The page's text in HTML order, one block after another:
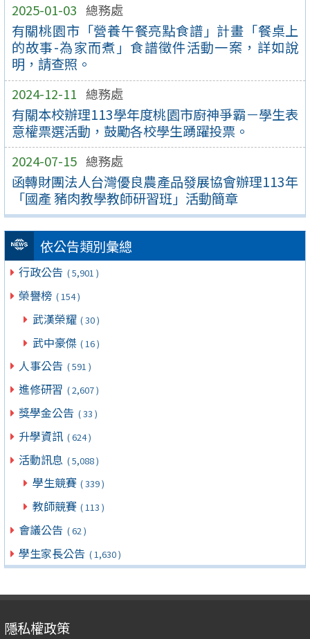
2025-01-03 總務處
有關桃園市「營養午餐亮點食譜」計畫「餐桌上
的故事-為家而煮」食譜徵件活動一案，詳如說
明，請查照。
2024-12-11 總務處
有關本校辦理113學年度桃園市廚神爭霸－學生表
意權票選活動，鼓勵各校學生踴躍投票。
2024-07-15 總務處
函轉財團法人台灣優良農產品發展協會辦理113年
「國產 豬肉教學教師研習班」活動簡章
依公告類別彙總
行政公告 ( 5,901 )
榮譽榜 ( 154 )
武漢榮耀 ( 30 )
武中豪傑 ( 16 )
人事公告 ( 591 )
進修研習 ( 2,607 )
獎學金公告 ( 33 )
升學資訊 ( 624 )
活動訊息 ( 5,088 )
學生競賽 ( 339 )
教師競賽 ( 113 )
會議公告 ( 62 )
學生家長公告 ( 1,630 )
隱私權政策